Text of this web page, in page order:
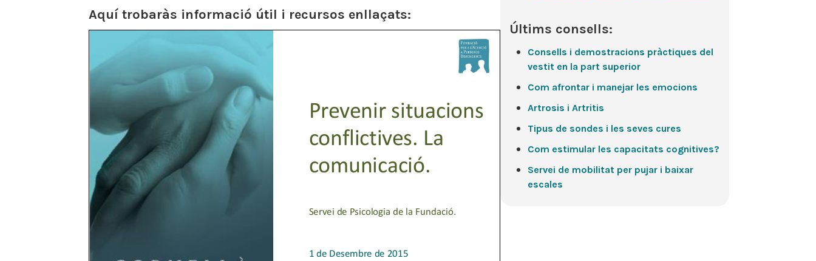
Aquí trobaràs informació útil i recursos enllaçats:
Últims consells:
Consells i demostracions pràctiques del
vestit en la part superior
Com afrontar i manejar les emocions
Artrosis i Artritis
Tipus de sondes i les seves cures
Com estimular les capacitats cognitives?
Servei de mobilitat per pujar i baixar
escales